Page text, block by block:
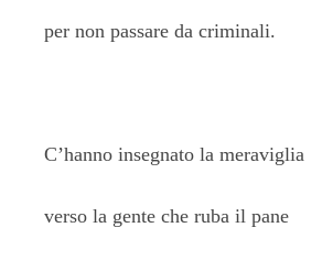
per non passare da criminali.
C’hanno insegnato la meraviglia
verso la gente che ruba il pane